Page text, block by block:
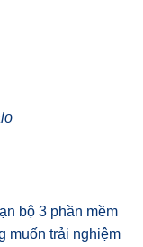
bộ 3 phần mềm
muốn trải nghiệm